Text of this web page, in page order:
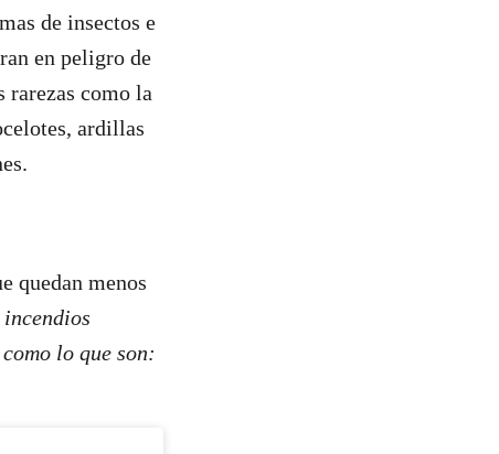
de insectos e
en peligro de
como la
ardillas
quedan menos
incendios
lo que son: